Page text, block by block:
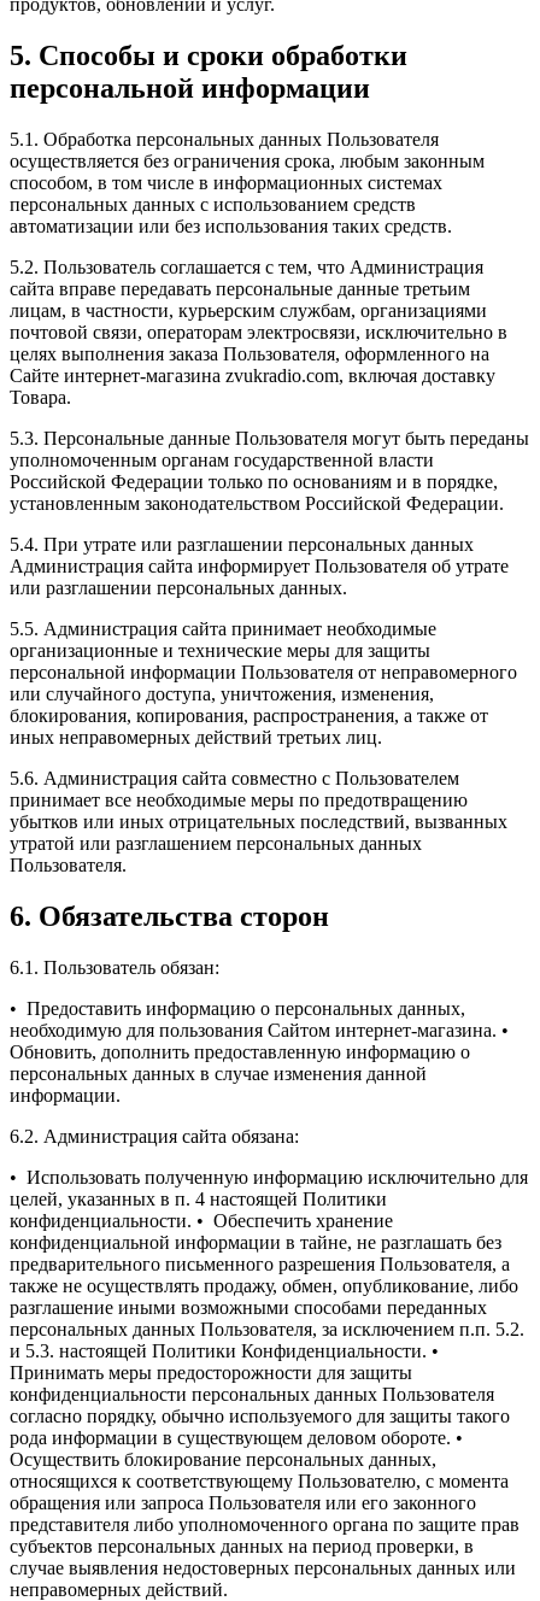
продуктов, обновлений и услуг.
5. Способы и сроки обработки
персональной информации
5.1. Обработка персональных данных Пользователя
осуществляется без ограничения срока, любым законным
способом, в том числе в информационных системах
персональных данных с использованием средств
автоматизации или без использования таких средств.
5.2. Пользователь соглашается с тем, что Администрация
сайта вправе передавать персональные данные третьим
лицам, в частности, курьерским службам, организациями
почтовой связи, операторам электросвязи, исключительно в
целях выполнения заказа Пользователя, оформленного на
Сайте интернет-магазина zvukradio.com, включая доставку
Товара.
5.3. Персональные данные Пользователя могут быть переданы
уполномоченным органам государственной власти
Российской Федерации только по основаниям и в порядке,
установленным законодательством Российской Федерации.
5.4. При утрате или разглашении персональных данных
Администрация сайта информирует Пользователя об утрате
или разглашении персональных данных.
5.5. Администрация сайта принимает необходимые
организационные и технические меры для защиты
персональной информации Пользователя от неправомерного
или случайного доступа, уничтожения, изменения,
блокирования, копирования, распространения, а также от
иных неправомерных действий третьих лиц.
5.6. Администрация сайта совместно с Пользователем
принимает все необходимые меры по предотвращению
убытков или иных отрицательных последствий, вызванных
утратой или разглашением персональных данных
Пользователя.
6. Обязательства сторон
6.1. Пользователь обязан:
• Предоставить информацию о персональных данных,
необходимую для пользования Сайтом интернет-магазина. •
Обновить, дополнить предоставленную информацию о
персональных данных в случае изменения данной
информации.
6.2. Администрация сайта обязана:
• Использовать полученную информацию исключительно для
целей, указанных в п. 4 настоящей Политики
конфиденциальности. • Обеспечить хранение
конфиденциальной информации в тайне, не разглашать без
предварительного письменного разрешения Пользователя, а
также не осуществлять продажу, обмен, опубликование, либо
разглашение иными возможными способами переданных
персональных данных Пользователя, за исключением п.п. 5.2.
и 5.3. настоящей Политики Конфиденциальности. •
Принимать меры предосторожности для защиты
конфиденциальности персональных данных Пользователя
согласно порядку, обычно используемого для защиты такого
рода информации в существующем деловом обороте. •
Осуществить блокирование персональных данных,
относящихся к соответствующему Пользователю, с момента
обращения или запроса Пользователя или его законного
представителя либо уполномоченного органа по защите прав
субъектов персональных данных на период проверки, в
случае выявления недостоверных персональных данных или
неправомерных действий.